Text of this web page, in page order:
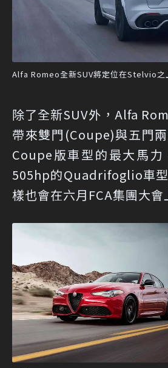
Alfa Romeo全新SUV將定位在Stelvio
除了全新SUV外，Alfa
帶來雙門(Coupe)與五門
Coupe版車型的最大馬力
505hp的Quadrifoglio車
樣也會在六月FCA集團大會